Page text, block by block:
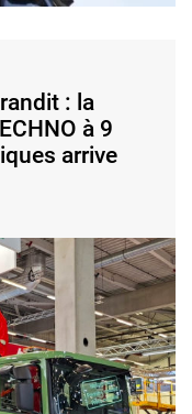
: la
à 9
arrive